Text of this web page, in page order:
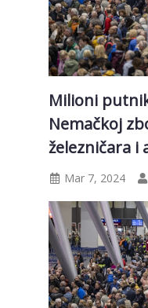
Milioni
Nemačkoj
železničara i
Mar 7, 2024